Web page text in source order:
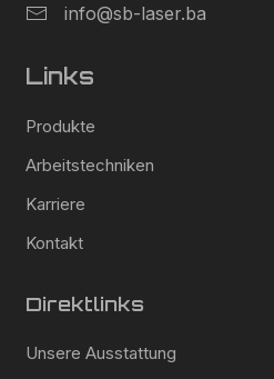
info@sb-laser.ba
Links
Produkte
Arbeitstechniken
Karriere
Kontakt
Direktlinks
Unsere Ausstattung